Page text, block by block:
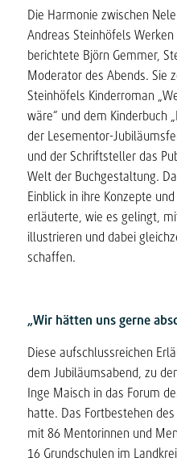
Die Harmonie zwischen
Andreas Steinhöfels
berichtete Björn Gemmer,
Moderator des Abends. Sie
Steinhöfels Kinderroman
wäre“ und dem Kinderbuch
der Lesementor-
und der Schriftsteller das
Welt der Buchgestaltung.
Einblick in ihre Konzepte
erläuterte, wie es gelingt,
illustrieren und dabei
schaffen.
„Wir hätten uns gerne
Diese aufschlussreichen
dem Jubiläumsabend, zu
Inge Maisch in das Forum
hatte. Das Fortbestehen
mit 86 Mentorinnen und
16 Grundschulen im